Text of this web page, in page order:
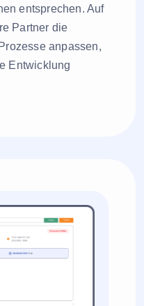
entsprechen. Auf
Partner die
anpassen,
Entwicklung